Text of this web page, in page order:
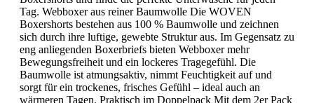
Tag. Webboxer aus reiner Baumwolle Die WOVEN
Boxershorts bestehen aus 100 % Baumwolle und zeichnen
sich durch ihre luftige, gewebte Struktur aus. Im Gegensatz zu
eng anliegenden Boxerbriefs bieten Webboxer mehr
Bewegungsfreiheit und ein lockeres Tragegefühl. Die
Baumwolle ist atmungsaktiv, nimmt Feuchtigkeit auf und
sorgt für ein trockenes, frisches Gefühl – ideal auch an
wärmeren Tagen. Praktisch im Doppelpack Mit dem 2er Pack